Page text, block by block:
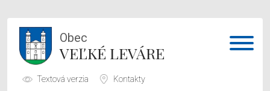
Obec
VEĽKÉ LEVÁRE
Textová verzia Kontakty